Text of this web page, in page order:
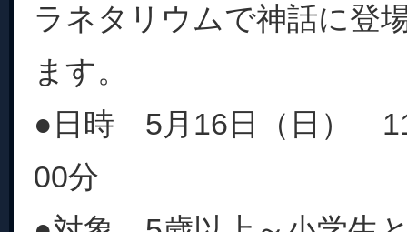
ラネタリウムで神話に登
ます。
●日時 5月16日（日）
00分